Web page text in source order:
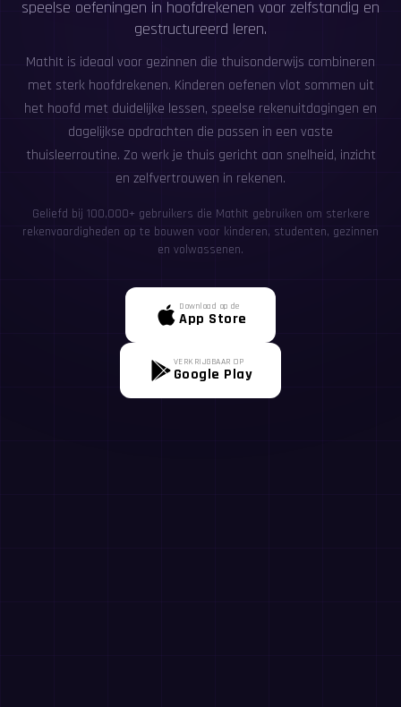
speelse oefeningen in hoofdrekenen voor zelfstandig en
gestructureerd leren.
MathIt is ideaal voor gezinnen die thuisonderwijs combineren
met sterk hoofdrekenen. Kinderen oefenen vlot sommen uit
het hoofd met duidelijke lessen, speelse rekenuitdagingen en
dagelijkse opdrachten die passen in een vaste
thuisleerroutine. Zo werk je thuis gericht aan snelheid, inzicht
en zelfvertrouwen in rekenen.
Geliefd bij 100,000+ gebruikers die MathIt gebruiken om sterkere
rekenvaardigheden op te bouwen voor kinderen, studenten, gezinnen
en volwassenen.
Download op de
App Store
VERKRIJGBAAR OP
Google Play